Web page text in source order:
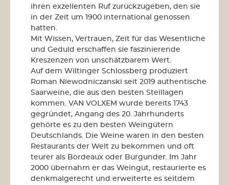
ihren exzellenten Ruf zurückzugeben, den sie
in der Zeit um 1900 international genossen
hatten.
Mit Wissen, Vertrauen, Zeit für das Wesentliche
und Geduld erschaffen sie faszinierende
Kreszenzen von unschätzbarem Wert.
Auf dem Wiltinger Schlossberg produziert
Roman Niewodniczanski seit 2019 authentische
Saarweine, die aus den besten Steillagen
kommen. VAN VOLXEM wurde bereits 1743
gegründet, Angang des 20. Jahrhunderts
gehörte es zu den besten Weingütern
Deutschlands. Die Weine waren in den besten
Restaurants der Welt zu bekommen und oft
teurer als Bordeaux oder Burgunder. Im Jahr
2000 übernahm er das Weingut, restaurierte es
denkmalgerecht und erweiterte es seitdem